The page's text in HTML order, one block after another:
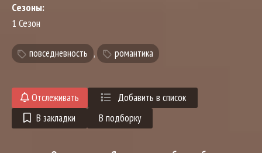
Сезоны:
1 Сезон
повседневность , романтика
Отслеживать
Добавить в список
В закладки
В подборку